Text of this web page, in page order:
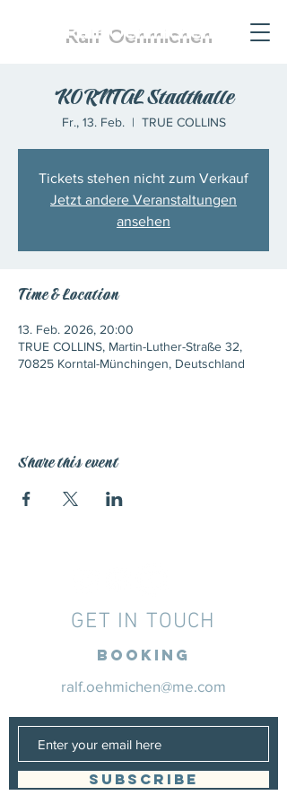
Ralf Oehmichen
KORNTAL Stadthalle
Fr., 13. Feb.
  |
TRUE COLLINS
Tickets stehen nicht zum Verkauf
Jetzt andere Veranstaltungen
ansehen
Time & Location
13. Feb. 2026, 20:00
TRUE COLLINS, Martin-Luther-Straße 32,
70825 Korntal-Münchingen, Deutschland
Share this event
GET IN TOUCH
Booking
ralf.oehmichen@me.com
SUBSCRIBE